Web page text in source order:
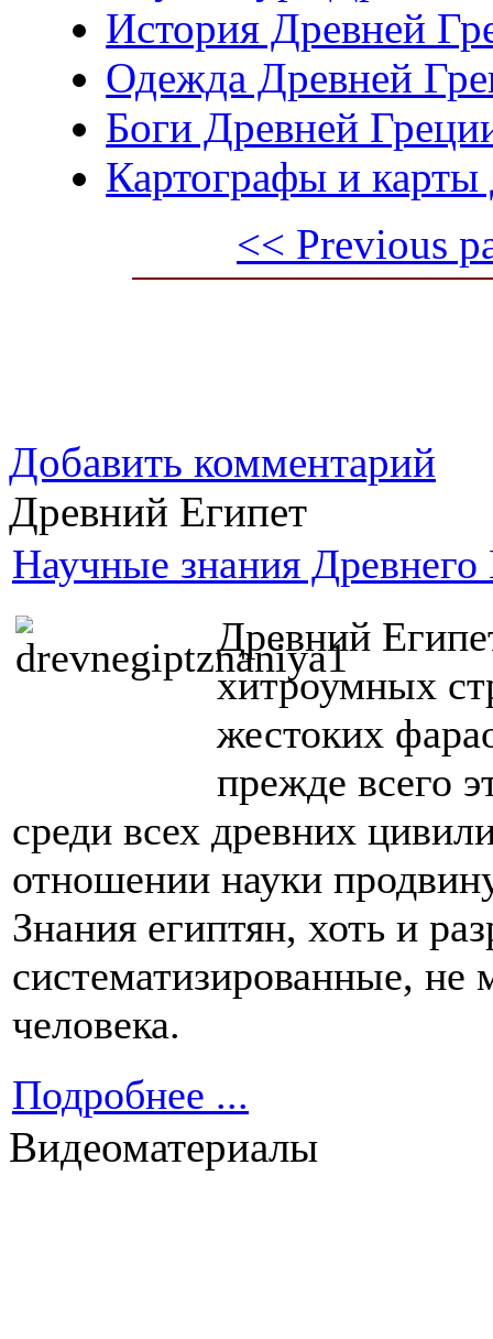
История Древней
Одежда Древней
Боги Древней
Картографы и
<< Previous
Добавить комментарий
Древний Египет
Научные знания Древнего
Древний
хитроумных
жестоких
прежде всего
среди всех древних
отношении науки
Знания египтян, хоть и
систематизированные, не
человека.
Подробнее ...
Видеоматериалы